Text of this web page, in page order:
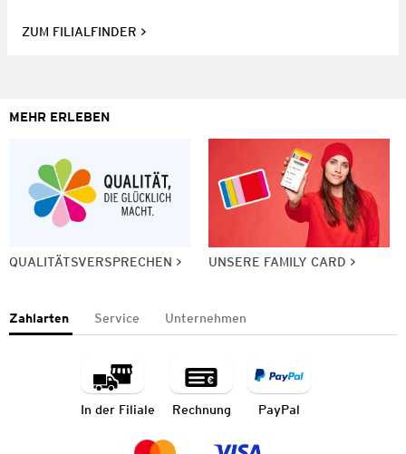
ZUM FILIALFINDER
MEHR ERLEBEN
QUALITÄTSVERSPRECHEN UNSERE FAMILY CARD
Zahlarten Service Unternehmen
In der Filiale Rechnung PayPal